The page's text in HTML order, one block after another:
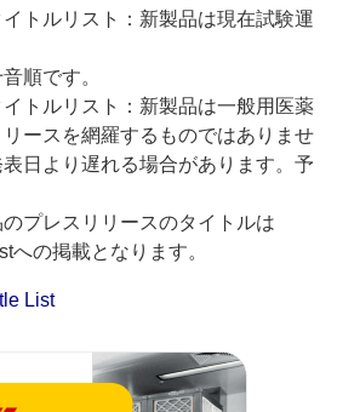
トルリスト：新製品は現在試験運
順です。
トルリスト：新製品は一般用医薬
ースを網羅するものではありませ
日より遅れる場合があります。予
プレスリリースのタイトルは
への掲載となります。
List